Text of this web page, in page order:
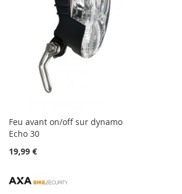
Feu avant on/off sur dynamo
Echo 30
19,99 €